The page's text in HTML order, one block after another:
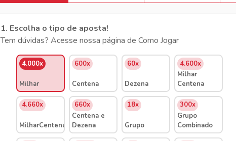
1. Escolha o tipo de aposta!
Tem dúvidas? Acesse nossa página de Como Jogar
4.000x
Milhar
600x
Centena
60x
Dezena
4.600x
Milhar
Centena
4.660x
MilharCentenaDezena
660x
Centena e
Dezena
18x
Grupo
300x
Grupo
Combinado